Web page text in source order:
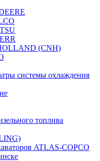
(CNH)
системы охлаждения
топлива
ATLAS-COPCO